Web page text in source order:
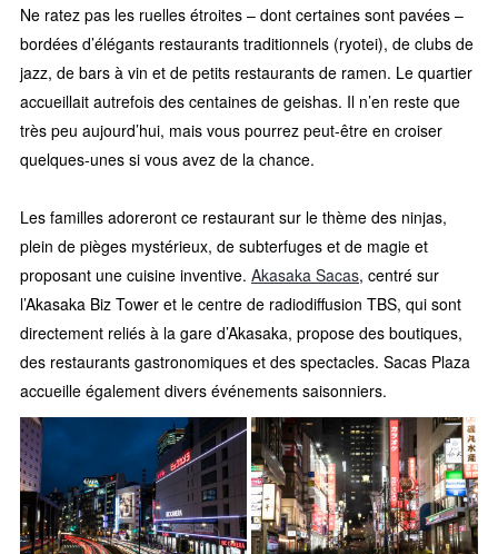
Ne ratez pas les ruelles étroites – dont certaines sont pavées –
bordées d’élégants restaurants traditionnels (ryotei), de clubs de
jazz, de bars à vin et de petits restaurants de ramen. Le quartier
accueillait autrefois des centaines de geishas. Il n’en reste que
très peu aujourd’hui, mais vous pourrez peut-être en croiser
quelques-unes si vous avez de la chance.
Les familles adoreront ce restaurant sur le thème des ninjas,
plein de pièges mystérieux, de subterfuges et de magie et
proposant une cuisine inventive. Akasaka Sacas, centré sur
l’Akasaka Biz Tower et le centre de radiodiffusion TBS, qui sont
directement reliés à la gare d’Akasaka, propose des boutiques,
des restaurants gastronomiques et des spectacles. Sacas Plaza
accueille également divers événements saisonniers.